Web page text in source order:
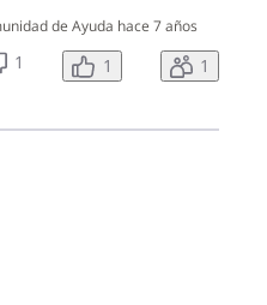
de Ayuda hace 7 años
1 1 1